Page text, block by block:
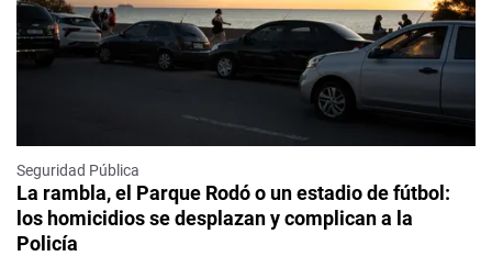
Seguridad Pública
La rambla, el Parque Rodó o un estadio de fútbol:
los homicidios se desplazan y complican a la
Policía